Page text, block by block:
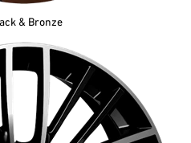
& Bronze